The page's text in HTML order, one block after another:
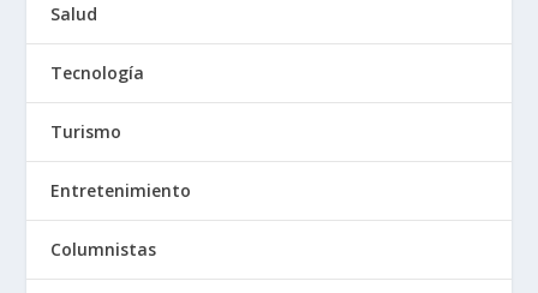
Salud
Tecnología
Turismo
Entretenimiento
Columnistas